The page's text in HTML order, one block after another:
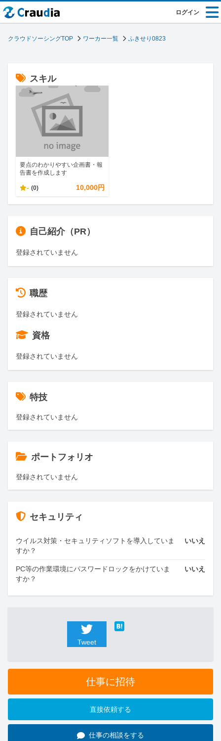
ログイン
クラウドソーシングTOP ワーカー一覧 ふきせり0823
スキル
要点のわかりやすい企画書・報
告書を作成します
- (0) 10,000円
自己紹介（PR）
登録されていません
職歴
登録されていません
資格
登録されていません
特技
登録されていません
ポートフォリオ
登録されていません
セキュリティ
ウイルス対策・セキュリティソフトを導入していま
すか？
いいえ
PC等の作業環境にパスワードロックをかけていま
すか？
いいえ
Tweet
仕事に招待
直接依頼する
仕事の相談をする